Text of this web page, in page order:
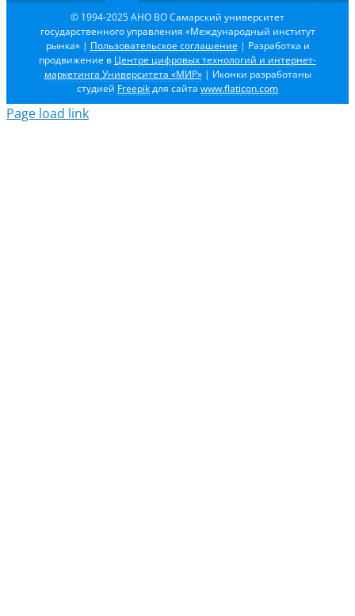
© 1994-2025 АНО ВО Самарский университет
государственного управления «Международный институт
рынка» | Пользовательское соглашение | Разработка и
продвижение в Центре цифровых технологий и интернет-
маркетинга Университета «МИР»| Иконки разработаны
студией Freepikдля сайта www.flaticon.com
Page load link